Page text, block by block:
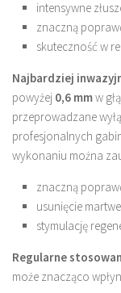
intensywne
znaczną
skuteczność w
Najbardziej
powyżej 0,6 mmw
przeprowadzane
profesjonalnych
wykonaniu można
znaczną
usunięcie
stymulację
Regularne
może znacząco